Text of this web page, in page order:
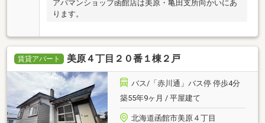
アパマンショップ函館店は美原・亀田支所向かいにあ
ります。
賃貸アパート 美原４丁目２０番１棟２戸
バス/「赤川通」バス停 停歩4分
築55年9ヶ月 / 平屋建て
北海道函館市美原４丁目